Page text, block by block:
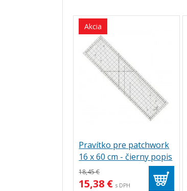
Akcia
Pravítko pre patchwork
16 x 60 cm - čierny popis
18,45 €
15,38 € s DPH